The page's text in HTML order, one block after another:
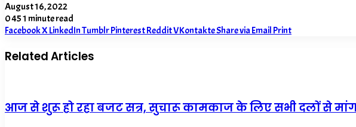
August 16, 2022
0451 minute read
FacebookXLinkedInTumblrPinterestRedditVKontakteShare via Email Print
Related Articles
आज से शुरू हो रहा बजट सत्र, सुचारू कामकाज के लिए सभी दलों से